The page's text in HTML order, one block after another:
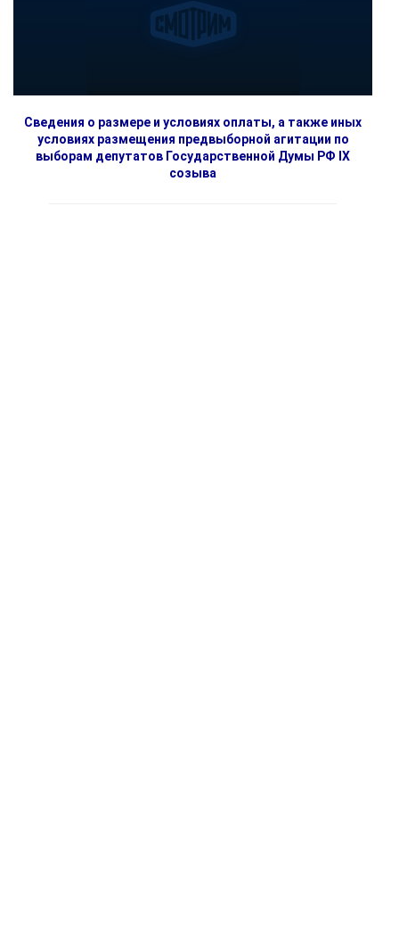
Сведения о размере и условиях оплаты, а также иных
условиях размещения предвыборной агитации по
выборам депутатов Государственной Думы РФ IX
созыва